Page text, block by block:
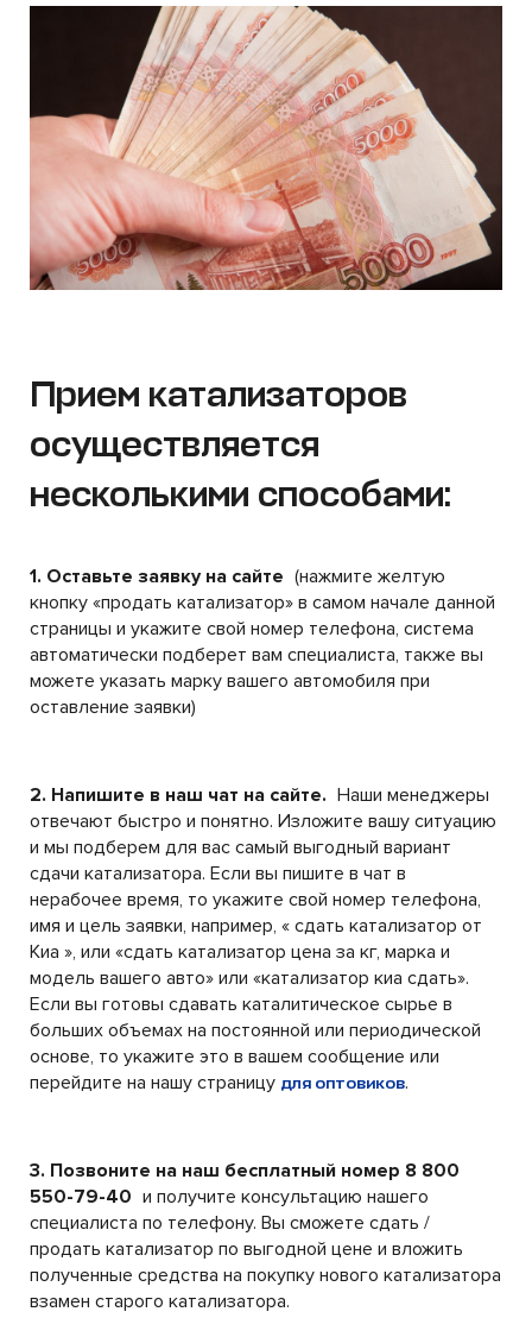
Прием катализаторов
осуществляется
несколькими способами:
1. Оставьте заявку на сайте (нажмите желтую
кнопку «продать катализатор» в самом начале данной
страницы и укажите свой номер телефона, система
автоматически подберет вам специалиста, также вы
можете указать марку вашего автомобиля при
оставление заявки)
2. Напишите в наш чат на сайте. Наши менеджеры
отвечают быстро и понятно. Изложите вашу ситуацию
и мы подберем для вас самый выгодный вариант
сдачи катализатора. Если вы пишите в чат в
нерабочее время, то укажите свой номер телефона,
имя и цель заявки, например, « сдать катализатор от
Киа », или «сдать катализатор цена за кг, марка и
модель вашего авто» или «катализатор киа сдать».
Если вы готовы сдавать каталитическое сырье в
больших объемах на постоянной или периодической
основе, то укажите это в вашем сообщение или
перейдите на нашу страницу для оптовиков.
3. Позвоните на наш бесплатный номер 8 800
550-79-40 и получите консультацию нашего
специалиста по телефону. Вы сможете сдать /
продать катализатор по выгодной цене и вложить
полученные средства на покупку нового катализатора
взамен старого катализатора.